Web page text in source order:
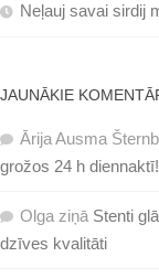
Neļauj savai sirdij
JAUNĀKIE
Ārija Ausma
grožos 24 h diennaktī!
Olga ziņā Stenti
dzīves kvalitāti